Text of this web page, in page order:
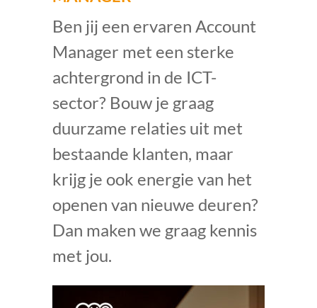
Ben jij een ervaren Account
Manager met een sterke
achtergrond in de ICT-
sector? Bouw je graag
duurzame relaties uit met
bestaande klanten, maar
krijg je ook energie van het
openen van nieuwe deuren?
Dan maken we graag kennis
met jou.